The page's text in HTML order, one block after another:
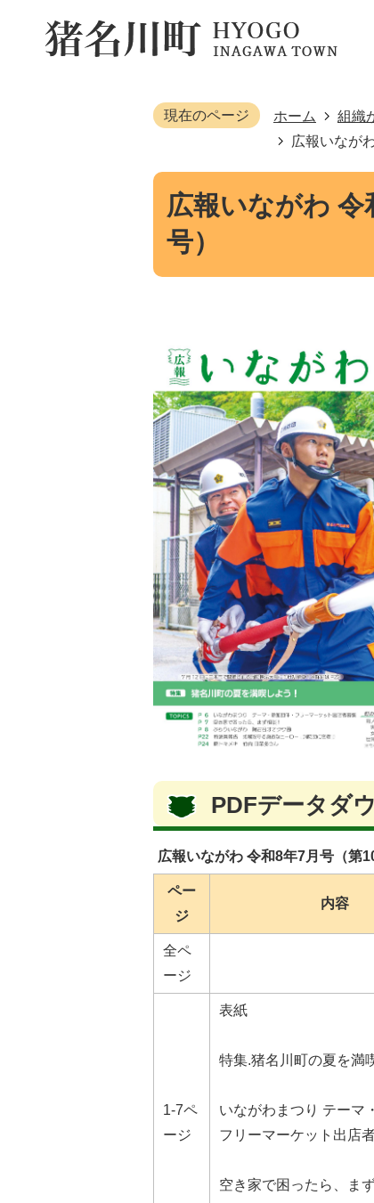
現在のページ ホーム 組織
広報いなが
広報いながわ 令
号）
PDFデータダ
広報いながわ 令和8年7月号（第
ペー
ジ
内容
全ペ
ージ
1-7ペ
ージ
表紙
特集.猪名川町の夏を満
いながわまつり テーマ
フリーマーケット出店
空き家で困ったら、ま